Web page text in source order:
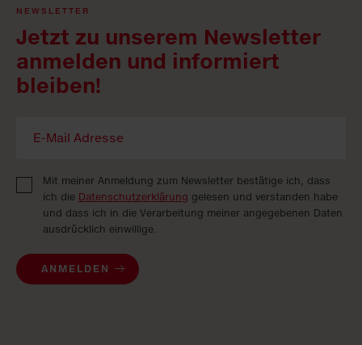
NEWSLETTER
Jetzt zu unserem Newsletter
anmelden und informiert
bleiben!
Mit meiner Anmeldung zum Newsletter bestätige ich, dass
ich die Datenschutzerklärung gelesen und verstanden habe
und dass ich in die Verarbeitung meiner angegebenen Daten
ausdrücklich einwillige.
ANMELDEN